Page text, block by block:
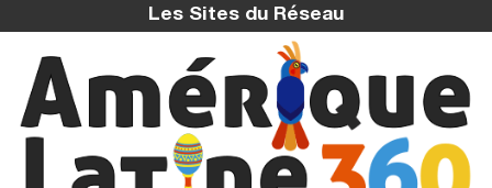
Les Sites du Réseau